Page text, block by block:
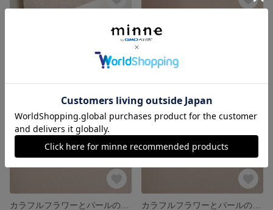
ブラックシェルのお花と赤サンゴのフープピアス
2,090円
残り1点 残り1点